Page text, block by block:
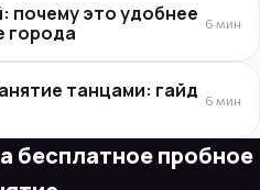
почему это удобнее
города
6 мин
танцами: гайд 6 мин
бесплатное пробное